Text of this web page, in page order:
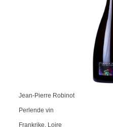
Jean-Pierre Robinot
Perlende vin
Frankrike, Loire